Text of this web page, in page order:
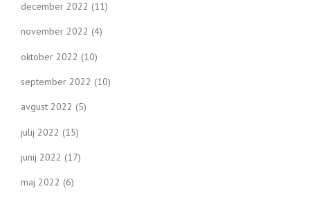
december 2022 (11)
november 2022 (4)
oktober 2022 (10)
september 2022 (10)
avgust 2022 (5)
julij 2022 (15)
junij 2022 (17)
maj 2022 (6)